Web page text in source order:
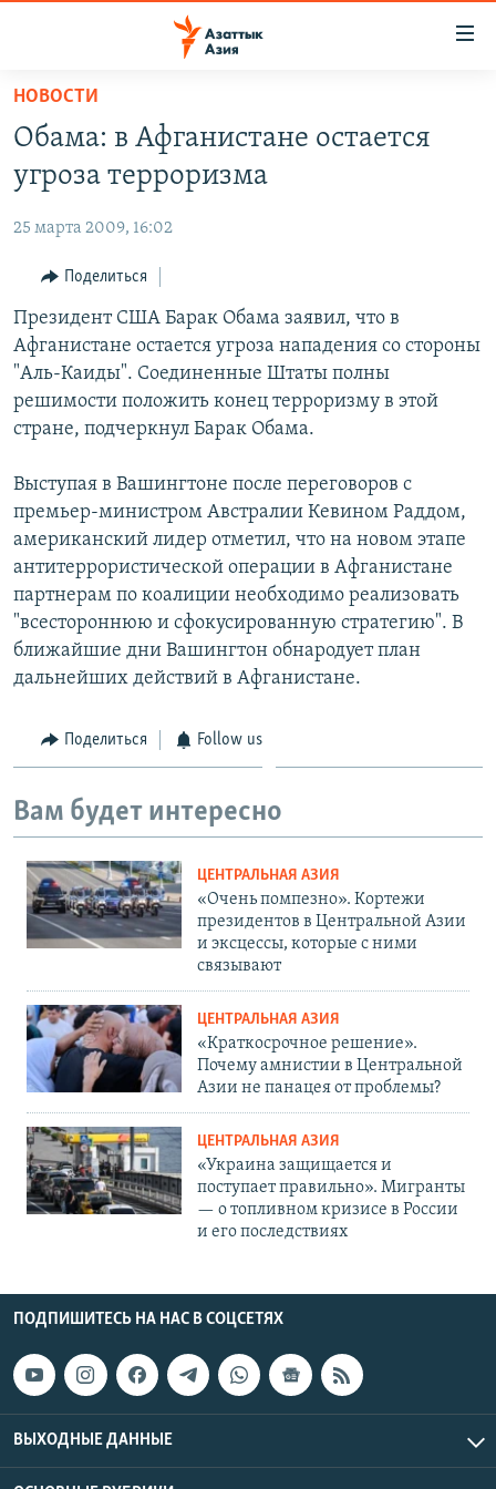
Вернуться
основному
содержанию
Вернутся
навигации
Вернутся
поиску
ЦЕНТРАЛЬНАЯ АЗИЯ
УЗБЕКИСТАН
ТАДЖИКИСТАН
ВОЙНА В УКРАИНЕ
НА ДРУГИХ ЯЗЫКАХ
ҚАЗАҚША
КЫРГЫЗЧА
ТОҶИКӢ
TÜRKMENÇE
Все сайты РСЕ/РС
НОВОСТИ
Обама: в Афганистане остается
угроза терроризма
25 марта 2009, 16:02
Поделиться
Президент США Барак Обама заявил, что в
Афганистане остается угроза нападения со стороны
"Аль-Каиды". Соединенные Штаты полны
решимости положить конец терроризму в этой
стране, подчеркнул Барак Обама.
Выступая в Вашингтоне после переговоров с
премьер-министром Австралии Кевином Раддом,
американский лидер отметил, что на новом этапе
антитеррористической операции в Афганистане
партнерам по коалиции необходимо реализовать
"всестороннюю и сфокусированную стратегию". В
ближайшие дни Вашингтон обнародует план
дальнейших действий в Афганистане.
Поделиться Follow us
Вам будет интересно
ЦЕНТРАЛЬНАЯ АЗИЯ
«Очень помпезно». Кортежи
президентов в Центральной Азии
и эксцессы, которые с ними
связывают
ЦЕНТРАЛЬНАЯ АЗИЯ
«Краткосрочное решение».
Почему амнистии в Центральной
Азии не панацея от проблемы?
ЦЕНТРАЛЬНАЯ АЗИЯ
«Украина защищается и
поступает правильно». Мигранты
— о топливном кризисе в России
и его последствиях
ПОДПИШИТЕСЬ НА НАС В СОЦСЕТЯХ
ВЫХОДНЫЕ ДАННЫЕ